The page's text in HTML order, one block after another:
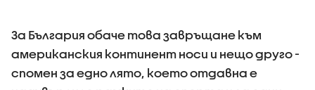
За България обаче това завръщане към
американския континент носи и нещо друго -
спомен за едно лято, което отдавна е